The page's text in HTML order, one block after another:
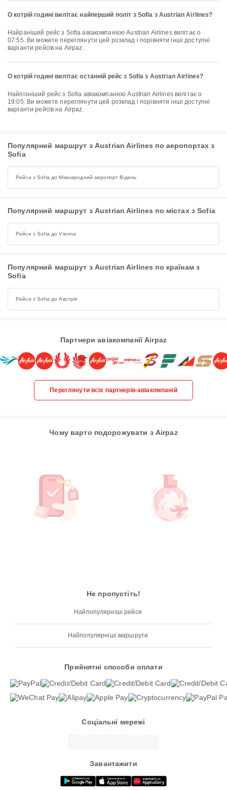
О котрій годині вилітає найперший політ з Sofia з Austrian Airlines?
Найраніший рейс з Sofia авіакомпанією Austrian Airlines вилітає о
07:55. Ви можете переглянути цей розклад і порівняти інші доступні
варіанти рейсів на Airpaz.
О котрій годині вилітає останній рейс з Sofia з Austrian Airlines?
Найпізніший рейс з Sofia авіакомпанією Austrian Airlines вилітає о
19:05. Ви можете переглянути цей розклад і порівняти інші доступні
варіанти рейсів на Airpaz.
Популярний маршрут з Austrian Airlines по аеропортах з
Sofia
Рейси з Sofia до Міжнародний аеропорт Відень
Популярний маршрут з Austrian Airlines по містах з Sofia
Рейси з Sofia до Vienna
Популярний маршрут з Austrian Airlines по країнам з
Sofia
Рейси з Sofia до Австрія
Партнери авіакомпанії Airpaz
Переглянути всіх партнерів-авіакомпаній
Чому варто подорожувати з Airpaz
Не пропустіть!
Найпопулярніші рейси
Найпопулярніші маршрути
Прийнятні способи оплати
Соціальні мережі
Завантажити